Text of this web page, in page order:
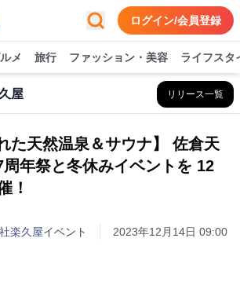
ログイン/会員登録
メ 旅行 ファッション・美容 ライフスタ
屋 リリース一覧
た天然温泉＆サウナ】 佐倉天
年祭と冬休みイベントを 12
！
楽久屋イベント 2023年12月14日 09:00